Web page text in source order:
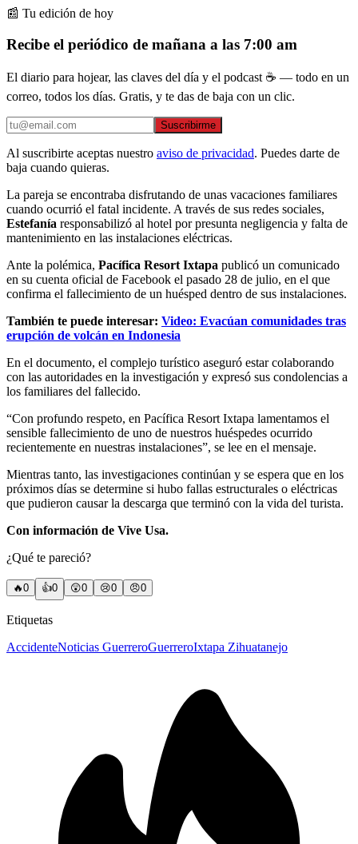
📰 Tu edición de hoy
Recibe el periódico de mañana a las 7:00 am
El diario para hojear, las claves del día y el podcast ☕ — todo en un
correo, todos los días. Gratis, y te das de baja con un clic.
Suscribirme
Al suscribirte aceptas nuestro aviso de privacidad. Puedes darte de
baja cuando quieras.
La pareja se encontraba disfrutando de unas vacaciones familiares
cuando ocurrió el fatal incidente. A través de sus redes sociales,
Estefanía responsabilizó al hotel por presunta negligencia y falta de
mantenimiento en las instalaciones eléctricas.
Ante la polémica, Pacífica Resort Ixtapa publicó un comunicado
en su cuenta oficial de Facebook el pasado 28 de julio, en el que
confirma el fallecimiento de un huésped dentro de sus instalaciones.
También te puede interesar: Video: Evacúan comunidades tras
erupción de volcán en Indonesia
En el documento, el complejo turístico aseguró estar colaborando
con las autoridades en la investigación y expresó sus condolencias a
los familiares del fallecido.
“Con profundo respeto, en Pacífica Resort Ixtapa lamentamos el
sensible fallecimiento de uno de nuestros huéspedes ocurrido
recientemente en nuestras instalaciones”, se lee en el mensaje.
Mientras tanto, las investigaciones continúan y se espera que en los
próximos días se determine si hubo fallas estructurales o eléctricas
que pudieron causar la descarga que terminó con la vida del turista.
Con información de Vive Usa.
¿Qué te pareció?
🔥0 👍0 😲0 😢0 😠0
Etiquetas
AccidenteNoticias GuerreroGuerreroIxtapa Zihuatanejo